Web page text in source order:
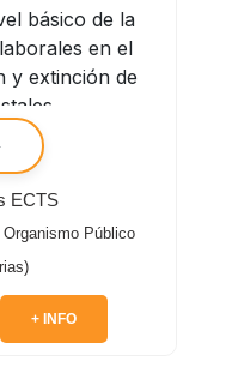
básico de la
en el
y extinción de
ECTS
Público
+ INFO